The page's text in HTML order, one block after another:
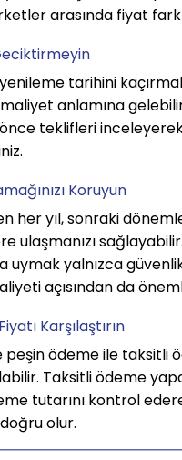
arasında fiyat
tarihini
anlamına
teklifleri
Koruyun
her yıl, sonraki
ulaşmanızı
uymak yalnızca
açısından da
Karşılaştırın
peşin ödeme ile taksitli
Taksitli ödeme
tutarını kontrol
olur.